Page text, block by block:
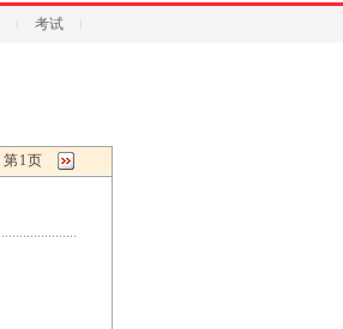
考试
第1页